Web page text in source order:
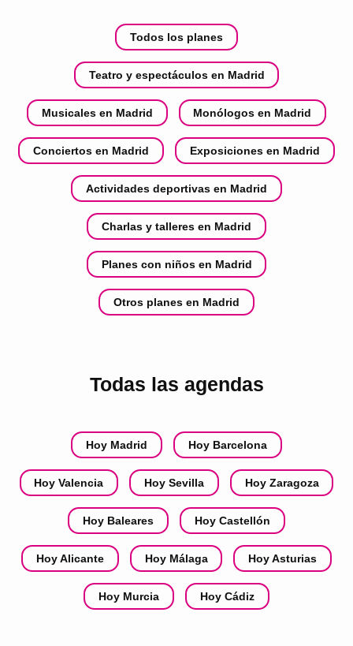
Todos los planes
Teatro y espectáculos en Madrid
Musicales en Madrid Monólogos en Madrid
Conciertos en Madrid Exposiciones en Madrid
Actividades deportivas en Madrid
Charlas y talleres en Madrid
Planes con niños en Madrid
Otros planes en Madrid
Todas las agendas
Hoy Madrid Hoy Barcelona
Hoy Valencia Hoy Sevilla Hoy Zaragoza
Hoy Baleares Hoy Castellón
Hoy Alicante Hoy Málaga Hoy Asturias
Hoy Murcia Hoy Cádiz